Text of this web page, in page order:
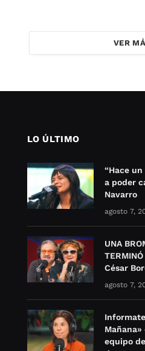
VER
LO ÚLTIMO
“Hace
a poder
Navarro
agosto 7,
UNA
César
agosto 7,
Mañana»
equipo